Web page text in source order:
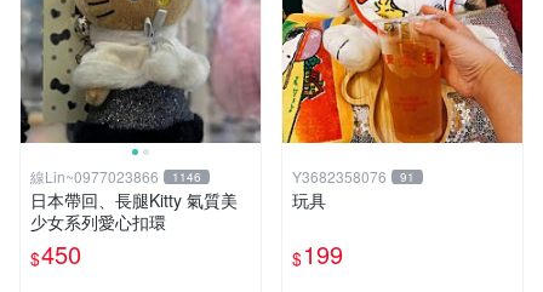
線Lin~0977023866 1146
日本帶回、長腿Kitty 氣質美
少女系列愛心扣環
$450
Y3682358076 91
玩具
$199